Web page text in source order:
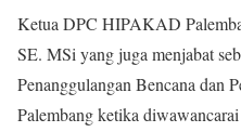
Ketua DPC HIPAKAD
SE. MSi yang juga menjabat
Penanggulangan Bencana dan
Palembang ketika